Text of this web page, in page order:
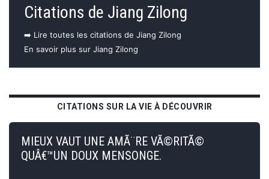
Citations de Jiang Zilong
➡️ Lire toutes les citations de Jiang Zilong
En savoir plus sur Jiang Zilong
CITATIONS SUR LA VIE À DÉCOUVRIR
MIEUX VAUT UNE AMÃ¨RE VÃ©RITÃ©
QUÂ€™UN DOUX MENSONGE.